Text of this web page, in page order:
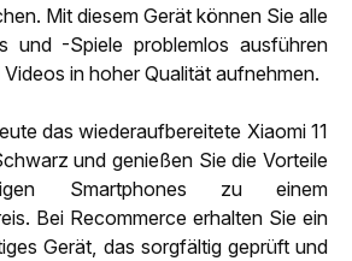
Mit diesem Gerät können Sie alle
und -Spiele problemlos ausführen
in hoher Qualität aufnehmen.
das wiederaufbereitete Xiaomi 11
und genießen Sie die Vorteile
Smartphones zu einem
Bei Recommerce erhalten Sie ein
Gerät, das sorgfältig geprüft und